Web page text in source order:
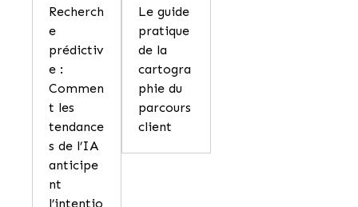
Recherch
e
prédictiv
e :
Commen
t les
tendance
s de l’IA
anticipe
nt
l’intentio
Le guide
pratique
de la
cartogra
phie du
parcours
client